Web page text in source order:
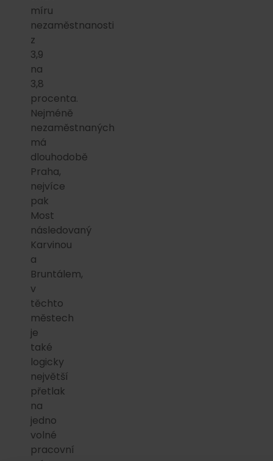
míru
nezaměstnanosti
z
3,9
na
3,8
procenta.
Nejméně
nezaměstnaných
má
dlouhodobě
Praha,
nejvíce
pak
Most
následovaný
Karvinou
a
Bruntálem,
v
těchto
městech
je
také
logicky
největší
přetlak
na
jedno
volné
pracovní